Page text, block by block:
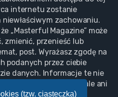
(tzw. ciasteczka)
internetu zostanie
zachowaniu.
„Masterful Magazine” może
zmienić, przenieść lub
post. Wyrażasz zgodę na
podanych przez ciebie
danych. Informacje te nie
bez twojej zgody, ale ani
phpBB nie ponosi